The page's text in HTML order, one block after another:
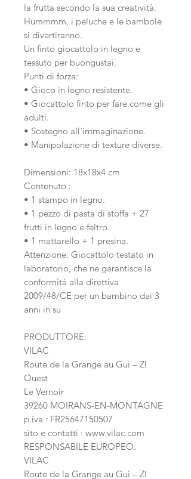
la frutta secondo la sua creatività.
Hummmm, i peluche e le bambole
si divertiranno.
Un finto giocattolo in legno e
tessuto per buongustai.
Punti di forza:
• Gioco in legno resistente.
• Giocattolo finto per fare come gli
adulti.
• Sostegno all'immaginazione.
• Manipolazione di texture diverse.
Dimensioni: 18x18x4 cm
Contenuto :
• 1 stampo in legno.
• 1 pezzo di pasta di stoffa + 27
frutti in legno e feltro.
• 1 mattarello + 1 presina.
Attenzione: Giocattolo testato in
laboratorio, che ne garantisce la
conformità alla direttiva
2009/48/CE per un bambino dai 3
anni in su
PRODUTTORE:
VILAC
Route de la Grange au Gui – ZI
Ouest
Le Vernoir
39260 MOIRANS-EN-MONTAGNE
p.iva : FR25647150507
sito e contatti : www.vilac.com
RESPONSABILE EUROPEO:
VILAC
Route de la Grange au Gui – ZI